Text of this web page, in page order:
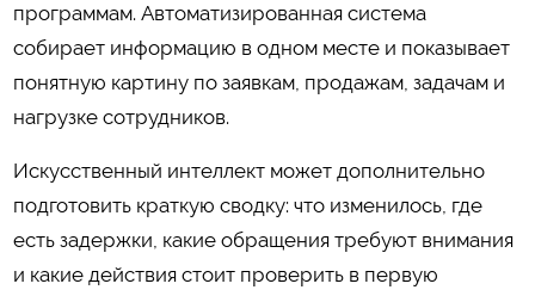
программам. Автоматизированная система
собирает информацию в одном месте и показывает
понятную картину по заявкам, продажам, задачам и
нагрузке сотрудников.
Искусственный интеллект может дополнительно
подготовить краткую сводку: что изменилось, где
есть задержки, какие обращения требуют внимания
и какие действия стоит проверить в первую